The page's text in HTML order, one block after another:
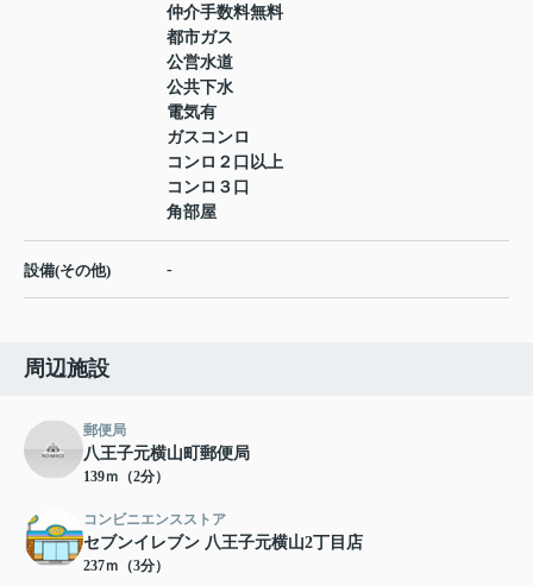
仲介手数料無料
都市ガス
公営水道
公共下水
電気有
ガスコンロ
コンロ２口以上
コンロ３口
角部屋
設備(その他) -
周辺施設
郵便局
八王子元横山町郵便局
139ｍ（2分）
コンビニエンスストア
セブンイレブン 八王子元横山2丁目店
237ｍ（3分）